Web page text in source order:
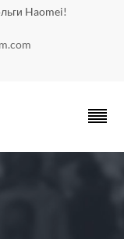
Haomei!